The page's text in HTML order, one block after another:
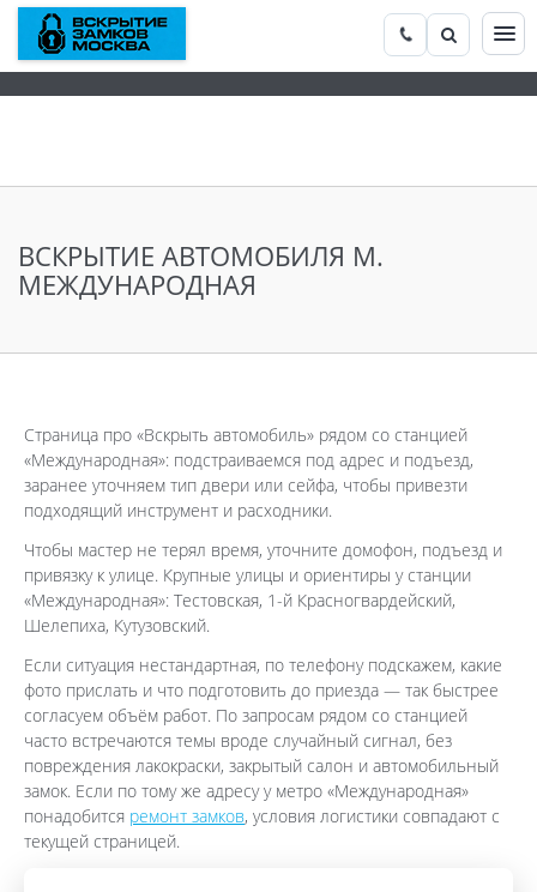
ВСКРЫТИЕ АВТОМОБИЛЯ М.
МЕЖДУНАРОДНАЯ
Страница про «Вскрыть автомобиль» рядом со станцией
«Международная»: подстраиваемся под адрес и подъезд,
заранее уточняем тип двери или сейфа, чтобы привезти
подходящий инструмент и расходники.
Чтобы мастер не терял время, уточните домофон, подъезд и
привязку к улице. Крупные улицы и ориентиры у станции
«Международная»: Тестовская, 1-й Красногвардейский,
Шелепиха, Кутузовский.
Если ситуация нестандартная, по телефону подскажем, какие
фото прислать и что подготовить до приезда — так быстрее
согласуем объём работ. По запросам рядом со станцией
часто встречаются темы вроде случайный сигнал, без
повреждения лакокраски, закрытый салон и автомобильный
замок. Если по тому же адресу у метро «Международная»
понадобится ремонт замков, условия логистики совпадают с
текущей страницей.